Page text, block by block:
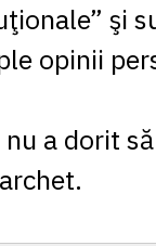
şi
opinii
a dorit